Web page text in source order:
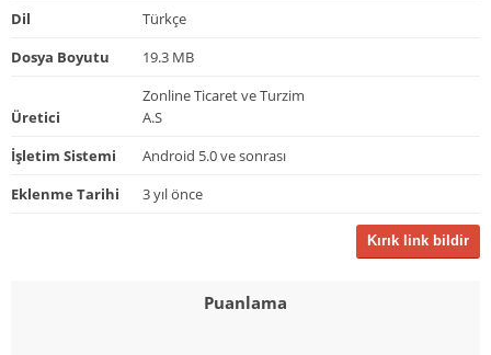
Dil
Türkçe
Dosya Boyutu
19.3 MB
Üretici
Zonline Ticaret ve Turzim
A.S
İşletim Sistemi
Android 5.0 ve sonrası
Eklenme Tarihi
3 yıl önce
Kırık link bildir
Puanlama